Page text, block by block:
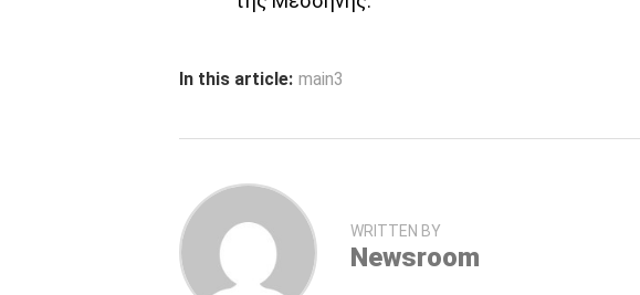
In this article: main3
WRITTEN BY
Newsroom